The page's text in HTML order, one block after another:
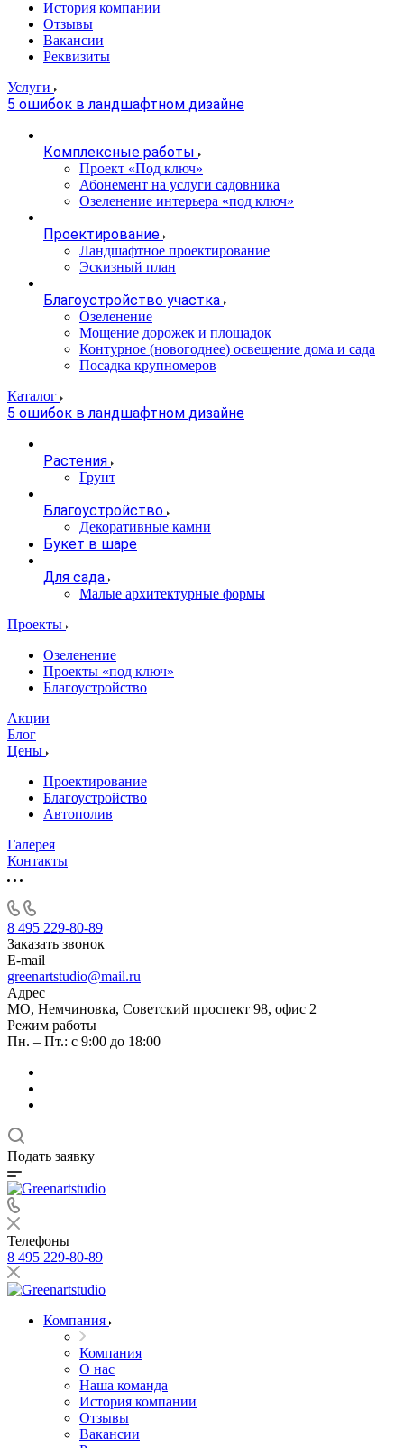
История компании
Отзывы
Вакансии
Реквизиты
Услуги
5 ошибок в ландшафтном дизайне
Комплексные работы
Проект «Под ключ»
Абонемент на услуги садовника
Озеленение интерьера «под ключ»
Проектирование
Ландшафтное проектирование
Эскизный план
Благоустройство участка
Озеленение
Мощение дорожек и площадок
Контурное (новогоднее) освещение дома и сада
Посадка крупномеров
Каталог
5 ошибок в ландшафтном дизайне
Растения
Грунт
Благоустройство
Декоративные камни
Букет в шаре
Для сада
Малые архитектурные формы
Проекты
Озеленение
Проекты «под ключ»
Благоустройство
Акции
Блог
Цены
Проектирование
Благоустройство
Автополив
Галерея
Контакты
8 495 229-80-89
Заказать звонок
E-mail
greenartstudio@mail.ru
Адрес
МО, Немчиновка, Советский проспект 98, офис 2
Режим работы
Пн. – Пт.: с 9:00 до 18:00
Подать заявку
Телефоны
8 495 229-80-89
Компания
Компания
О нас
Наша команда
История компании
Отзывы
Вакансии